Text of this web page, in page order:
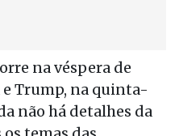
na véspera de
Trump, na quinta-
não há detalhes da